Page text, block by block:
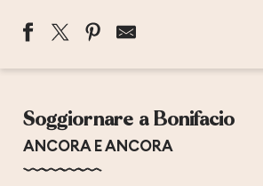
GENOVESE
ESCALIER DU ROY D'ARAGON
COTE FRUITS DE MER
NAVE VA
Soggiornare a Bonifacio
ANCORA E ANCORA